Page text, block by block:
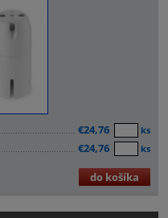
€24,76 ks
€24,76 ks
do košíka